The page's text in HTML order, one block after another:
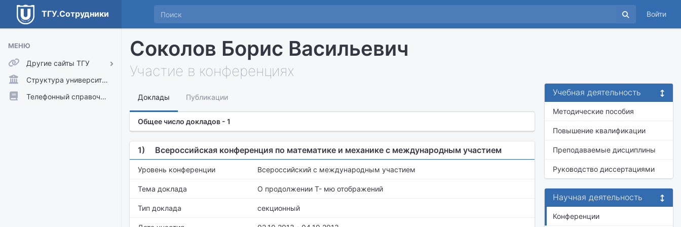
ТГУ.Сотрудники Войти
МЕНЮ
Другие сайты ТГУ
ТГУ.Аккаунты
ТГУ.Расписание
Структура университета
Телефонный справочник
Соколов Борис Васильевич
Участие в конференциях
Доклады Публикации
Общее число докладов - 1
1) Всероссийская конференция по математике и механике с международным участием
Уровень конференции Всероссийский с международным участием
Тема доклада О продолжении Т- мю отображений
Тип доклада секционный
Учебная деятельность
Методические пособия
Повышение квалификации
Преподаваемые дисциплины
Руководство диссертациями
Научная деятельность
Конференции